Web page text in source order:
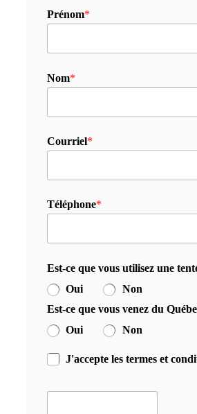
Prénom*
Nom*
Courriel*
Téléphone*
Est-ce que vous utilisez une
Oui
Non
Est-ce que vous venez du
Oui
Non
J'accepte les termes et